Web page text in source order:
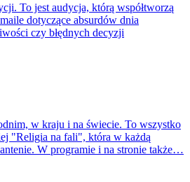
To jest audycja, którą współtworzą
dotyczące absurdów dnia
czy błędnych decyzji
w kraju i na świecie. To wszystko
"Religia na fali", która w każdą
W programie i na stronie także…